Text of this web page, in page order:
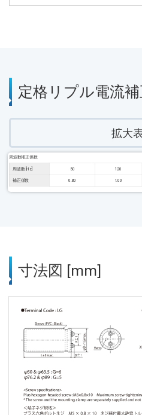
定格リプル電流
拡大
周波数補正係数
周波数 [Hz] 50 120
補正係数 0.80 1.00
寸法図 [mm]